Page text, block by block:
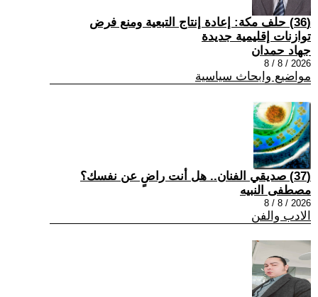
(36) حلف مكة: إعادة إنتاج التبعية ومنع فرض
توازنات إقليمية جديدة
جهاد حمدان
2026 / 8 / 8
مواضيع وابحاث سياسية
(37) صديقي الفنان.. هل أنت راضٍ عن نفسك؟
مصطفى النبيه
2026 / 8 / 8
الادب والفن